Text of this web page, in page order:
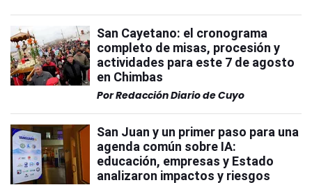
San Cayetano: el cronograma
completo de misas, procesión y
actividades para este 7 de agosto
en Chimbas
PorRedacción Diario de Cuyo
San Juan y un primer paso para una
agenda común sobre IA:
educación, empresas y Estado
analizaron impactos y riesgos